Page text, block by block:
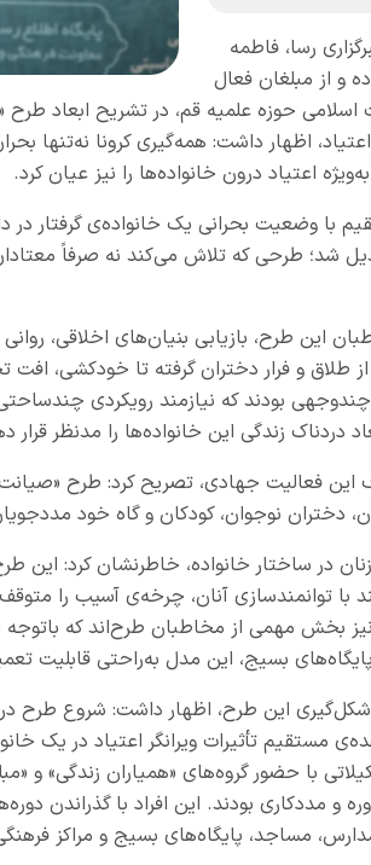
رسا، فاطمه
و از مبلغان فعال
اسلامی حوزه علمیه قم، در تشریح ابعاد طرح
اظهار داشت: همه‌گیری کرونا نه‌تنها
اعتیاد درون خانواده‌ها را نیز عیان کرد.
با وضعیت بحرانی یک خانواده‌ی گرفتار در
شد؛ طرحی که تلاش می‌کند نه صرفاً معتادان،
این طرح، بازیابی بنیان‌های اخلاقی،
از طلاق و فرار دختران گرفته تا خودکشی،
بودند که نیازمند رویکردی
دردناک زندگی این خانواده‌ها را مدنظر قرار
این فعالیت جهادی، تصریح کرد: طرح «صیانت
دختران نوجوان، کودکان و گاه خود
در ساختار خانواده، خاطرنشان کرد: این
با توانمندسازی آنان، چرخه‌ی آسیب را
بسیج، این مدل به‌راحتی قابلیت
این طرح، اظهار داشت: شروع طرح در
مستقیم تأثیرات ویرانگر اعتیاد در یک
با حضور گروه‌های «همیاران زندگی» و
مددکاری بودند. این افراد با گذراندن
مساجد، پایگاه‌های بسیج و مراکز